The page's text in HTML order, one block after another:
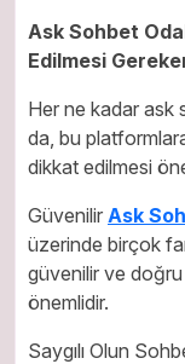
Ask Sohbet
Edilmesi
Her ne kadar ask
da, bu
dikkat edilmesi
Güvenilir Ask
üzerinde birçok
güvenilir ve
önemlidir.
Saygılı Olun